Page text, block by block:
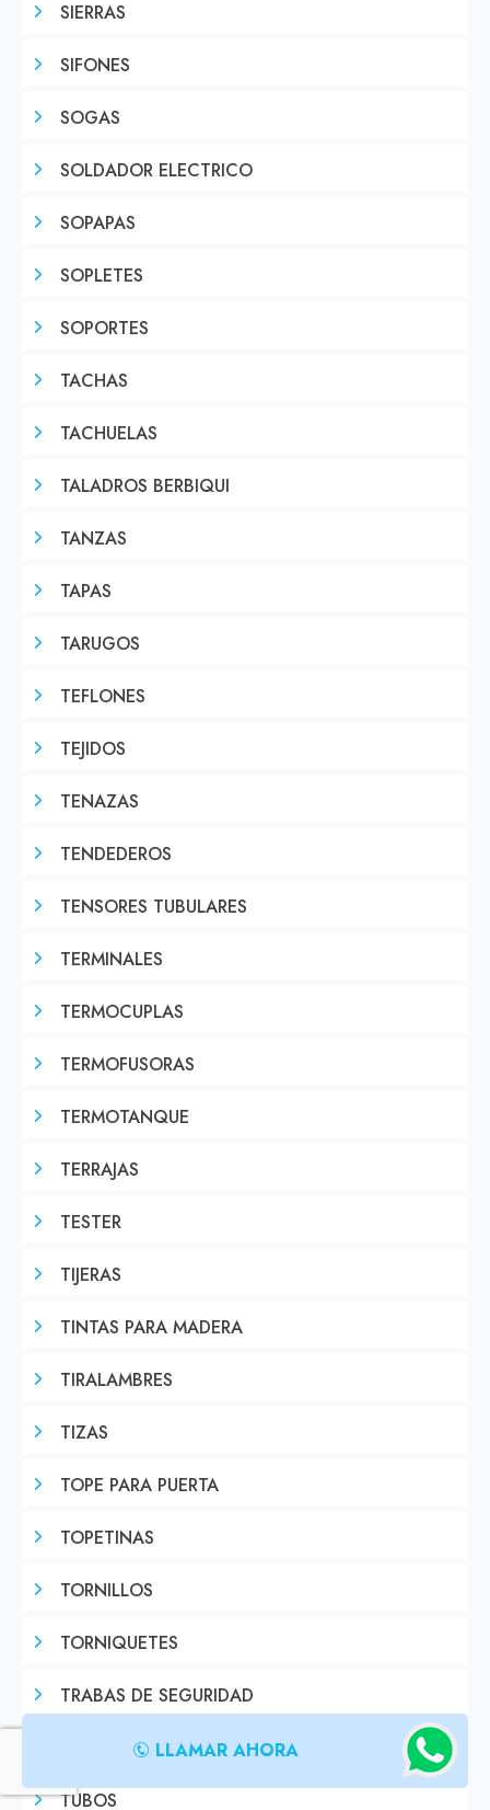
SIERRAS
SIFONES
SOGAS
SOLDADOR ELECTRICO
SOPAPAS
SOPLETES
SOPORTES
TACHAS
TACHUELAS
TALADROS BERBIQUI
TANZAS
TAPAS
TARUGOS
TEFLONES
TEJIDOS
TENAZAS
TENDEDEROS
TENSORES TUBULARES
TERMINALES
TERMOCUPLAS
TERMOFUSORAS
TERMOTANQUE
TERRAJAS
TESTER
TIJERAS
TINTAS PARA MADERA
TIRALAMBRES
TIZAS
TOPE PARA PUERTA
TOPETINAS
TORNILLOS
TORNIQUETES
TRABAS DE SEGURIDAD
TRAMPERAS
TUBOS
LLAMAR AHORA